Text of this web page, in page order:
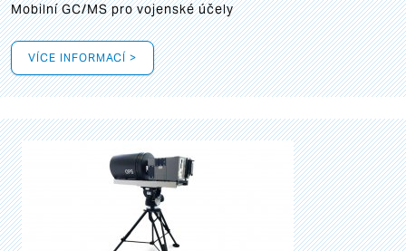
Mobilní GC/MS pro vojenské účely
VÍCE INFORMACÍ >